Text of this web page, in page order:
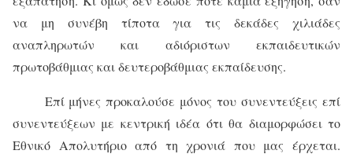
να μη συνέβη τίποτα για τις δεκάδες χιλιάδες
αναπληρωτών και αδιόριστων εκπαιδευτικών
πρωτοβάθμιας και δευτεροβάθμιας εκπαίδευσης.
Επί μήνες προκαλούσε μόνος του συνεντεύξεις επί
συνεντεύξεων με κεντρική ιδέα ότι θα διαμορφώσει το
Εθνικό Απολυτήριο από τη χρονιά που μας έρχεται.